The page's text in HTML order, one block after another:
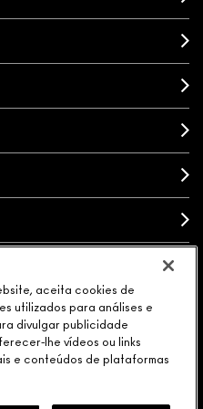
aceita cookies de
utilizados para análises e
divulgar publicidade
lhe vídeos ou links
e conteúdos de plataformas